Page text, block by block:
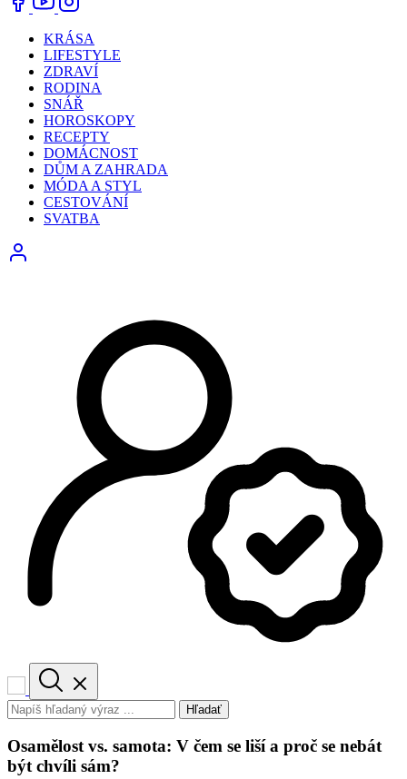
KRÁSA
LIFESTYLE
ZDRAVÍ
RODINA
SNÁŘ
HOROSKOPY
RECEPTY
DOMÁCNOST
DŮM A ZAHRADA
MÓDA A STYL
CESTOVÁNÍ
SVATBA
Hľadať
Osamělost vs. samota: V čem se liší a proč se nebát
být chvíli sám?